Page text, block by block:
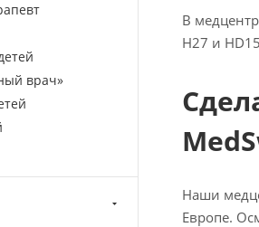
В
H27 и
Наши
Европе.
врач»